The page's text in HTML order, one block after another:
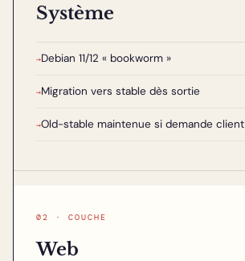
Système
→Debian 11/12 « bookworm »
→Migration vers stable dès sortie
→Old-stable maintenue si demande client
02 · COUCHE
Web